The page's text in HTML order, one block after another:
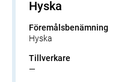
Hyska
Föremålsbenämning
Hyska
Tillverkare
—